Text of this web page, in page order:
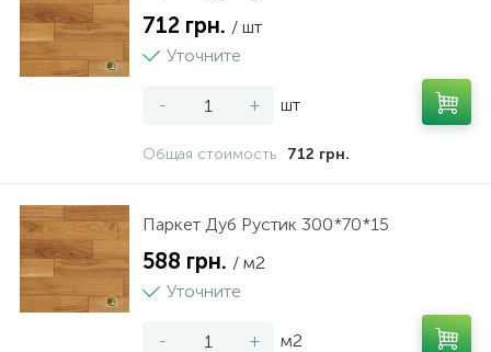
712 грн. / шт
Уточните
- + шт
Общая стоимость 712 грн.
Паркет Дуб Рустик 300*70*15
588 грн. / м2
Уточните
- + м2